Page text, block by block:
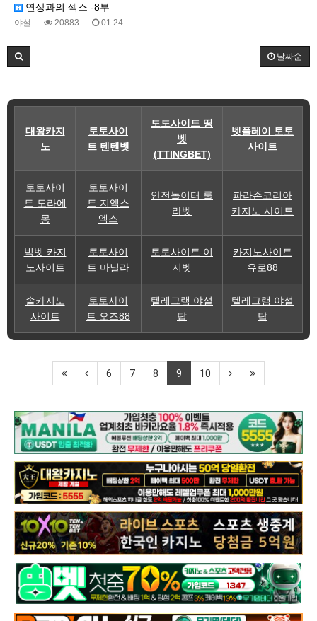
연상과의 섹스 -8부
야설 20883 01.24
날짜순
대왕카지
노
토토사이
트 텐텐벳
토토사이트 띵
벳
(TTINGBET)
벳플레이 토토
사이트
토토사이
트 도라에
몽
토토사이
트 지엑스
엑스
안전놀이터 룰
라벳
파라존코리아
카지노 사이트
빅벳 카지
노사이트
토토사이
트 마닐라
토토사이트 이
지벳
카지노사이트
유로88
솔카지노
사이트
토토사이
트 오즈88
텔레그램 야설
탑
텔레그램 야설
탑
6 7 8 9 10